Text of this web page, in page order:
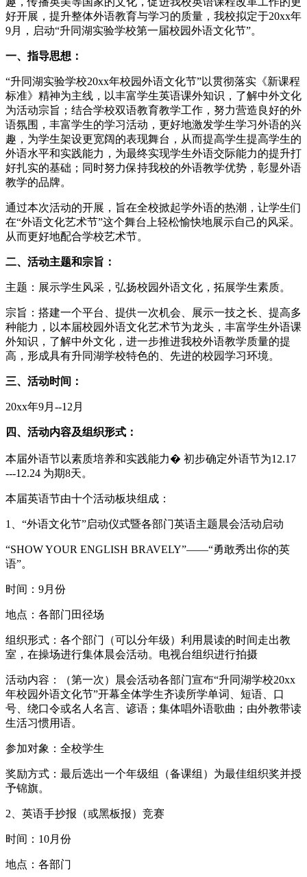
好开展，提升整体外语教育与学习的质量，我校拟定于20xx年
9月，启动“升同湖实验学校第一届校园外语文化节”。
一、指导思想：
“升同湖实验学校20xx年校园外语文化节”以贯彻落实《新课程
标准》精神为主线，以丰富学生英语课外知识，了解中外文化
为活动宗旨；结合学校双语教育教学工作，努力营造良好的外
语氛围，丰富学生的学习活动，更好地激发学生学习外语的兴
趣，为学生架设更宽阔的表现舞台，从而提高学生提高学生的
外语水平和实践能力，为最终实现学生外语交际能力的提升打
好扎实的基础；同时努力保持我校的外语教学优势，彰显外语
教学的品牌。
通过本次活动的开展，旨在全校掀起学外语的热潮，让学生们
在“外语文化艺术节”这个舞台上轻松愉快地展示自己的风采。
从而更好地配合学校艺术节。
二、活动主题和宗旨：
主题：展示学生风采，弘扬校园外语文化，拓展学生素质。
宗旨：搭建一个平台、提供一次机会、展示一技之长、提高多
种能力，以本届校园外语文化艺术节为龙头，丰富学生外语课
外知识，了解中外文化，进一步推进我校外语教学质量的提
高，形成具有升同湖学校特色的、先进的校园学习环境。
三、活动时间：
20xx年9月--12月
四、活动内容及组织形式：
本届外语节以素质培养和实践能力� 初步确定外语节为12.17
---12.24 为期8天。
本届英语节由十个活动板块组成：
1、“外语文化节”启动仪式暨各部门英语主题晨会活动启动
“SHOW YOUR ENGLISH BRAVELY”——“勇敢秀出你的英
语”。
时间：9月份
地点：各部门田径场
组织形式：各个部门（可以分年级）利用晨读的时间走出教
室，在操场进行集体晨会活动。电视台组织进行拍摄
活动内容：（第一次）晨会活动各部门宣布“升同湖学校20xx
年校园外语文化节”开幕全体学生齐读所学单词、短语、口
号、绕口令或名人名言、谚语；集体唱外语歌曲；由外教带读
生活习惯用语。
参加对象：全校学生
奖励方式：最后选出一个年级组（备课组）为最佳组织奖并授
予锦旗。
2、英语手抄报（或黑板报）竞赛
时间：10月份
地点：各部门